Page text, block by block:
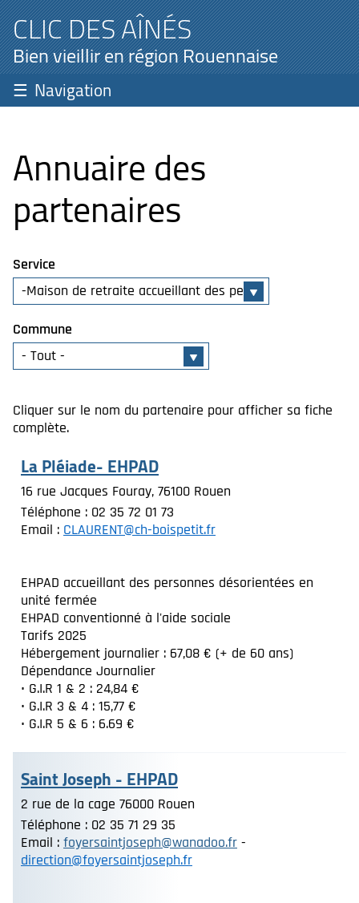
CLIC DES AÎNÉS
Bien vieillir en région Rouennaise
Navigation
Annuaire des
partenaires
Service
Commune
Cliquer sur le nom du partenaire pour afficher sa fiche
complète.
La Pléiade- EHPAD
16 rue Jacques Fouray, 76100 Rouen
Téléphone : 02 35 72 01 73
Email : CLAURENT@ch-boispetit.fr
EHPAD accueillant des personnes désorientées en
unité fermée
EHPAD conventionné à l'aide sociale
Tarifs 2025
Hébergement journalier : 67,08 € (+ de 60 ans)
Dépendance Journalier
• G.I.R 1 & 2 : 24,84 €
• G.I.R 3 & 4 : 15,77 €
• G.I.R 5 & 6 : 6.69 €
Saint Joseph - EHPAD
2 rue de la cage 76000 Rouen
Téléphone : 02 35 71 29 35
Email : foyersaintjoseph@wanadoo.fr -
direction@foyersaintjoseph.fr